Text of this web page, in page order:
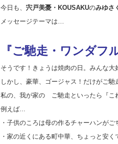
今日も、 宍戸美憂・KOUSAKUのみゆさ
メッセージテーマは…
『ご馳走・ワンダフ
そうです！きょうは焼肉の日。みんな
しかし、豪華、ゴージャス！だけがご馳
私の、我が家の ご馳走といったら『こ
例えば...
・子供のころは母の作るチャーハンがご
・家の近くにある町中華、ちょっと安く